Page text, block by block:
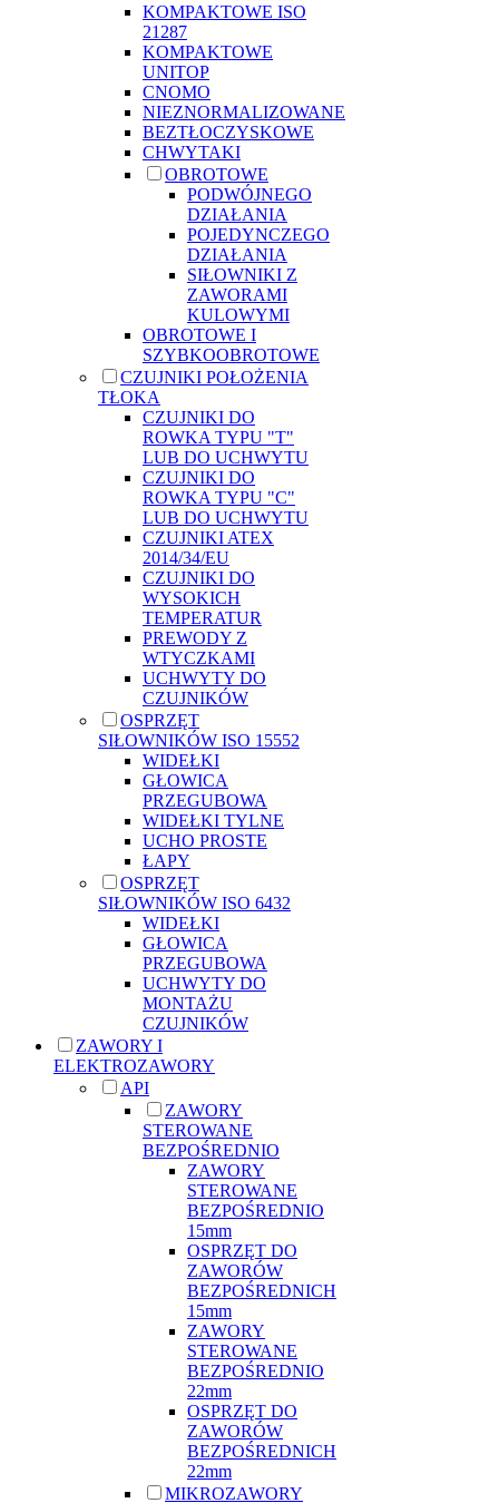
KOMPAKTOWE ISO
21287
KOMPAKTOWE
UNITOP
CNOMO
NIEZNORMALIZOWANE
BEZTŁOCZYSKOWE
CHWYTAKI
OBROTOWE
PODWÓJNEGO
DZIAŁANIA
POJEDYNCZEGO
DZIAŁANIA
SIŁOWNIKI Z
ZAWORAMI
KULOWYMI
OBROTOWE I
SZYBKOOBROTOWE
CZUJNIKI POŁOŻENIA
TŁOKA
CZUJNIKI DO
ROWKA TYPU "T"
LUB DO UCHWYTU
CZUJNIKI DO
ROWKA TYPU "C"
LUB DO UCHWYTU
CZUJNIKI ATEX
2014/34/EU
CZUJNIKI DO
WYSOKICH
TEMPERATUR
PREWODY Z
WTYCZKAMI
UCHWYTY DO
CZUJNIKÓW
OSPRZĘT
SIŁOWNIKÓW ISO 15552
WIDEŁKI
GŁOWICA
PRZEGUBOWA
WIDEŁKI TYLNE
UCHO PROSTE
ŁAPY
OSPRZĘT
SIŁOWNIKÓW ISO 6432
WIDEŁKI
GŁOWICA
PRZEGUBOWA
UCHWYTY DO
MONTAŻU
CZUJNIKÓW
ZAWORY I
ELEKTROZAWORY
API
ZAWORY
STEROWANE
BEZPOŚREDNIO
ZAWORY
STEROWANE
BEZPOŚREDNIO
15mm
OSPRZĘT DO
ZAWORÓW
BEZPOŚREDNICH
15mm
ZAWORY
STEROWANE
BEZPOŚREDNIO
22mm
OSPRZĘT DO
ZAWORÓW
BEZPOŚREDNICH
22mm
MIKROZAWORY